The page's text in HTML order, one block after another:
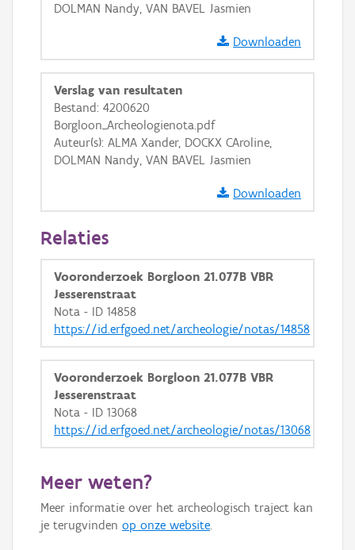
Basis Lagen
OSM-Basiskaart
Ortho
DOLMAN Nandy, VAN BAVEL Jasmien
Downloaden
Verslag van resultaten
Bestand: 4200620
Borgloon_Archeologienota.pdf
Auteur(s): ALMA Xander, DOCKX CAroline,
DOLMAN Nandy, VAN BAVEL Jasmien
Downloaden
Relaties
Vooronderzoek Borgloon 21.077B VBR
Jesserenstraat
Nota - ID 14858
https://id.erfgoed.net/archeologie/notas/14858
Vooronderzoek Borgloon 21.077B VBR
Jesserenstraat
Nota - ID 13068
https://id.erfgoed.net/archeologie/notas/13068
Meer weten?
Meer informatie over het archeologisch traject kan
je terugvinden op onze website.